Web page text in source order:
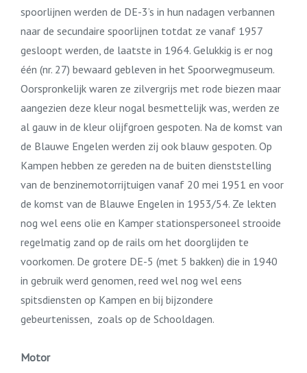
spoorlijnen werden de DE-3’s in hun nadagen verbannen
naar de secundaire spoorlijnen totdat ze vanaf 1957
gesloopt werden, de laatste in 1964. Gelukkig is er nog
één (nr. 27) bewaard gebleven in het Spoorwegmuseum.
Oorspronkelijk waren ze zilvergrijs met rode biezen maar
aangezien deze kleur nogal besmettelijk was, werden ze
al gauw in de kleur olijfgroen gespoten. Na de komst van
de Blauwe Engelen werden zij ook blauw gespoten. Op
Kampen hebben ze gereden na de buiten dienststelling
van de benzinemotorrijtuigen vanaf 20 mei 1951 en voor
de komst van de Blauwe Engelen in 1953/54. Ze lekten
nog wel eens olie en Kamper stationspersoneel strooide
regelmatig zand op de rails om het doorglijden te
voorkomen. De grotere DE-5 (met 5 bakken) die in 1940
in gebruik werd genomen, reed wel nog wel eens
spitsdiensten op Kampen en bij bijzondere
gebeurtenissen, zoals op de Schooldagen.
Motor